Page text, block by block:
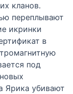
кланов.
переплывают
икринки
в
под
Ярика убивают